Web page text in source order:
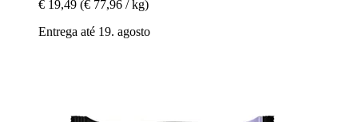
€ 19,49 (€ 77,96 / kg)
Entrega até 19. agosto